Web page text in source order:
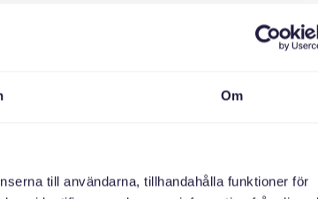
Om
till användarna, tillhandahålla funktioner för
de är självklart en del av gemenskapen. Vi